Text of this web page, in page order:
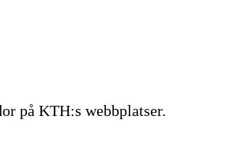
på KTH:s webbplatser.